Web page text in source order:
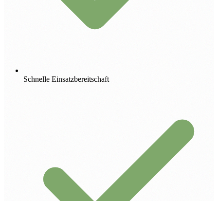
Schnelle Einsatzbereitschaft